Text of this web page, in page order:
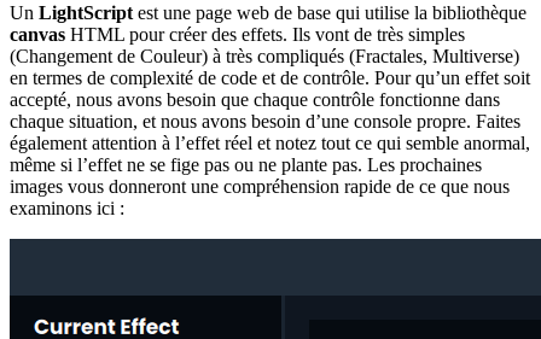
Un LightScript est une page web de base qui utilise la bibliothèque
canvas HTML pour créer des effets. Ils vont de très simples
(Changement de Couleur) à très compliqués (Fractales, Multiverse)
en termes de complexité de code et de contrôle. Pour qu’un effet soit
accepté, nous avons besoin que chaque contrôle fonctionne dans
chaque situation, et nous avons besoin d’une console propre. Faites
également attention à l’effet réel et notez tout ce qui semble anormal,
même si l’effet ne se fige pas ou ne plante pas. Les prochaines
images vous donneront une compréhension rapide de ce que nous
examinons ici :